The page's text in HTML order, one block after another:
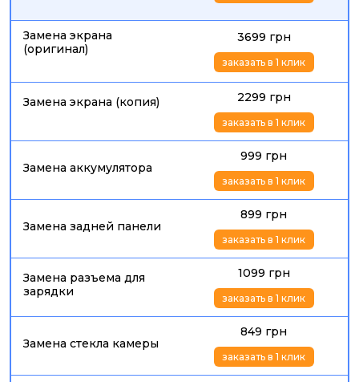
Замена экрана
(оригинал)
3699 грн
заказать в 1 клик
Замена экрана (копия) 2299 грн
заказать в 1 клик
Замена аккумулятора
999 грн
заказать в 1 клик
Замена задней панели
899 грн
заказать в 1 клик
Замена разъема для
зарядки
1099 грн
заказать в 1 клик
Замена стекла камеры
849 грн
заказать в 1 клик